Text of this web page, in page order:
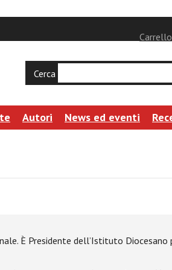
Carrello
Cerca
Autori News ed eventi
È Presidente dell’Istituto